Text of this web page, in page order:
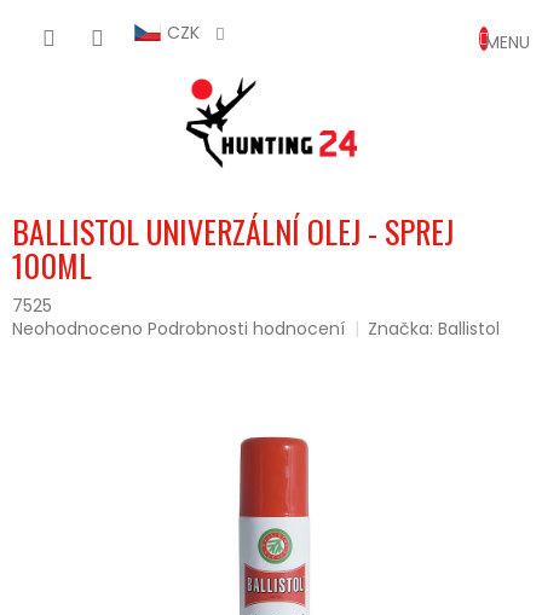
CZK
KOŠÍK
BALLISTOL UNIVERZÁLNÍ OLEJ - SPREJ
100ML
7525
Průměrné
Neohodnoceno Podrobnosti hodnocení Značka:Ballistol